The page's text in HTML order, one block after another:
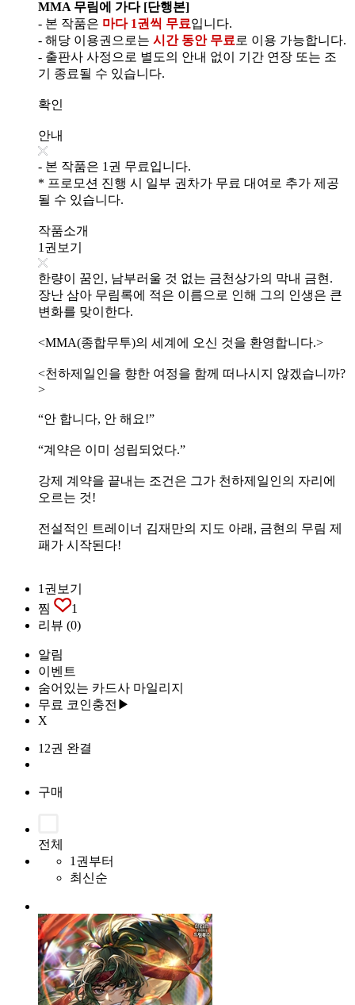
MMA 무림에 가다 [단행본]
- 본 작품은 마다 1권씩 무료입니다.
- 해당 이용권으로는 시간 동안 무료 로 이용 가능합니다.
- 출판사 사정으로 별도의 안내 없이 기간 연장 또는 조
기 종료될 수 있습니다.
확인
안내
- 본 작품은 1권 무료입니다.
* 프로모션 진행 시 일부 권차가 무료 대여로 추가 제공
될 수 있습니다.
작품소개
1권보기
한량이 꿈인, 남부러울 것 없는 금천상가의 막내 금현.
장난 삼아 무림록에 적은 이름으로 인해 그의 인생은 큰
변화를 맞이한다.
<MMA(종합무투)의 세계에 오신 것을 환영합니다.>
<천하제일인을 향한 여정을 함께 떠나시지 않겠습니까?
>
“안 합니다, 안 해요!”
“계약은 이미 성립되었다.”
강제 계약을 끝내는 조건은 그가 천하제일인의 자리에
오르는 것!
전설적인 트레이너 김재만의 지도 아래, 금현의 무림 제
패가 시작된다!
1권보기
찜
1
리뷰 (0)
알림
이벤트
숨어있는 카드사 마일리지
무료 코인충전▶
X
12권 완결
구매
전체
1권부터
최신순